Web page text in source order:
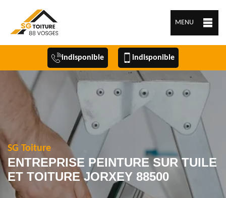
MENU
indisponible indisponible
SG Toiture
ENTREPRISE PEINTURE SUR TUILE
ET TOITURE JORXEY 88500